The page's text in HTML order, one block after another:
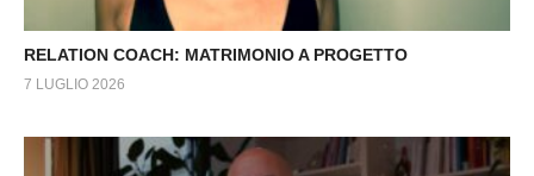
RELATION COACH: MATRIMONIO A PROGETTO
7 LUGLIO 2026